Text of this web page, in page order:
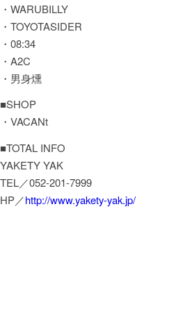
・WARUBILLY
・TOYOTASIDER
・08:34
・A2C
・男身燻
■SHOP
・VACANt
■TOTAL INFO
YAKETY YAK
TEL／052-201-7999
HP／http://www.yakety-yak.jp/